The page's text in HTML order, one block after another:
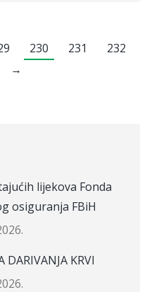
230 231
232
→
lijekova Fonda
osiguranja FBiH
DARIVANJA KRVI